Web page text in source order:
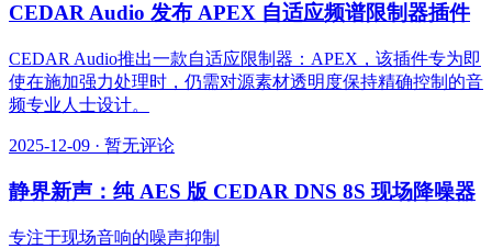
CEDAR Audio 发布 APEX 自适应频谱限制器插件
CEDAR Audio推出一款自适应限制器：APEX，该插件专为即
使在施加强力处理时，仍需对源素材透明度保持精确控制的音
频专业人士设计。
2025-12-09 · 暂无评论
静界新声：纯 AES 版 CEDAR DNS 8S 现场降噪器
专注于现场音响的噪声抑制